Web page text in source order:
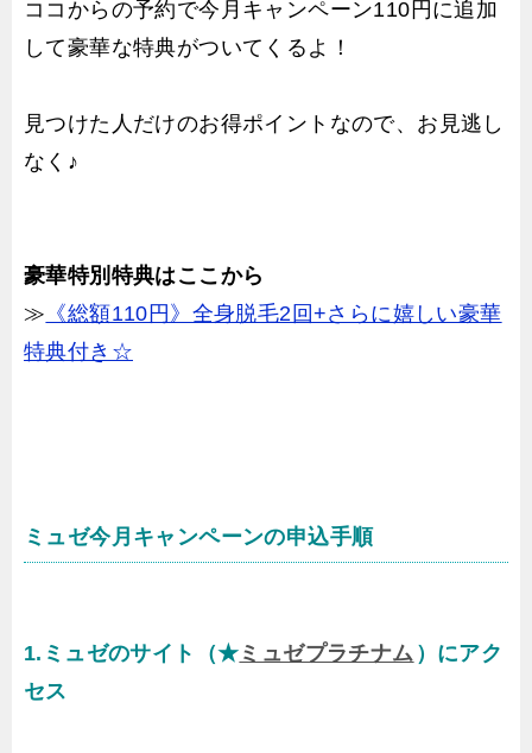
ココからの予約で今月キャンペーン110円に追加
して豪華な特典がついてくるよ！
見つけた人だけのお得ポイントなので、お見逃し
なく♪
豪華特別特典はここから
≫ 《総額110円》全身脱毛2回+さらに嬉しい豪華
特典付き☆
ミュゼ今月キャンペーンの申込手順
1.ミュゼのサイト（★ ミュゼプラチナム ）にアク
セス